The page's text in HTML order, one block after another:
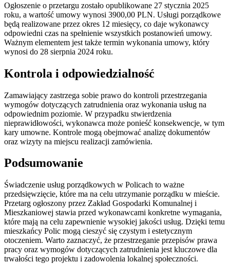
Ogłoszenie o przetargu zostało opublikowane 27 stycznia 2025
roku, a wartość umowy wynosi 3900,00 PLN. Usługi porządkowe
będą realizowane przez okres 12 miesięcy, co daje wykonawcy
odpowiedni czas na spełnienie wszystkich postanowień umowy.
Ważnym elementem jest także termin wykonania umowy, który
wynosi do 28 sierpnia 2024 roku.
Kontrola i odpowiedzialność
Zamawiający zastrzega sobie prawo do kontroli przestrzegania
wymogów dotyczących zatrudnienia oraz wykonania usług na
odpowiednim poziomie. W przypadku stwierdzenia
nieprawidłowości, wykonawca może ponieść konsekwencje, w tym
kary umowne. Kontrole mogą obejmować analizę dokumentów
oraz wizyty na miejscu realizacji zamówienia.
Podsumowanie
Świadczenie usług porządkowych w Policach to ważne
przedsięwzięcie, które ma na celu utrzymanie porządku w mieście.
Przetarg ogłoszony przez Zakład Gospodarki Komunalnej i
Mieszkaniowej stawia przed wykonawcami konkretne wymagania,
które mają na celu zapewnienie wysokiej jakości usług. Dzięki temu
mieszkańcy Polic mogą cieszyć się czystym i estetycznym
otoczeniem. Warto zaznaczyć, że przestrzeganie przepisów prawa
pracy oraz wymogów dotyczących zatrudnienia jest kluczowe dla
trwałości tego projektu i zadowolenia lokalnej społeczności.